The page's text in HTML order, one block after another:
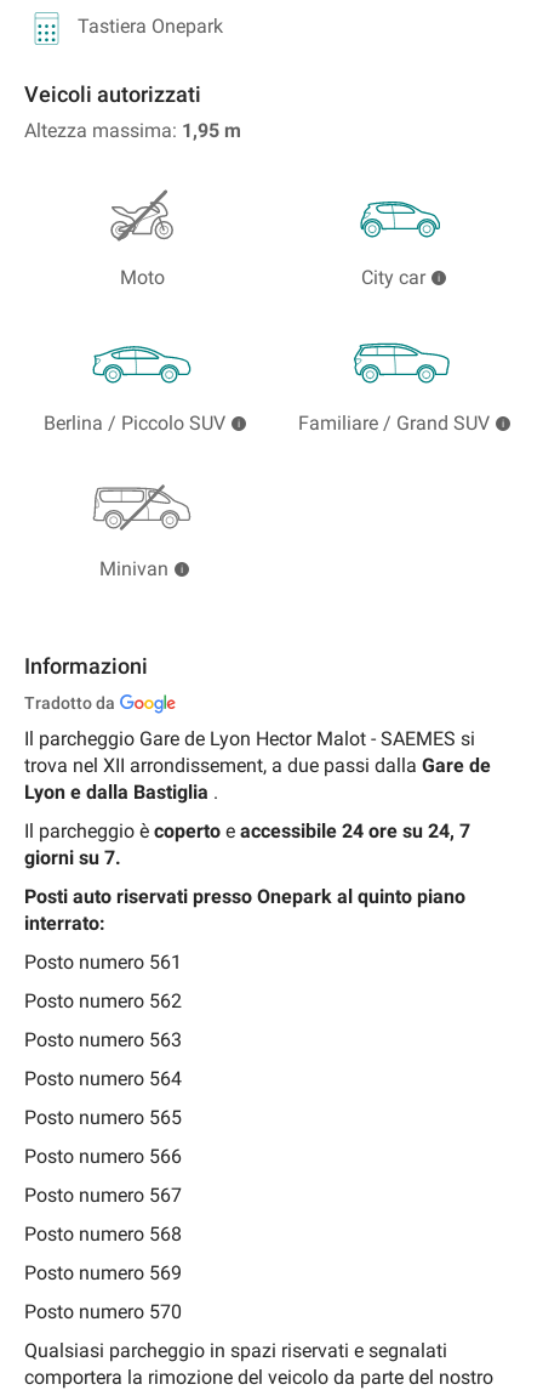
Tastiera Onepark
Veicoli autorizzati
Altezza massima: 1,95 m
Moto City car
Berlina / Piccolo SUV Familiare / Grand SUV
Minivan
Informazioni
Tradotto da
Il parcheggio Gare de Lyon Hector Malot - SAEMES si
trova nel XII arrondissement, a due passi dalla Gare de
Lyon e dalla Bastiglia .
Il parcheggio è coperto e accessibile 24 ore su 24, 7
giorni su 7.
Posti auto riservati presso Onepark al quinto piano
interrato:
Posto numero 561
Posto numero 562
Posto numero 563
Posto numero 564
Posto numero 565
Posto numero 566
Posto numero 567
Posto numero 568
Posto numero 569
Posto numero 570
Qualsiasi parcheggio in spazi riservati e segnalati
comportera la rimozione del veicolo da parte del nostro